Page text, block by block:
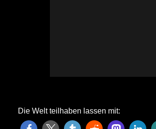
Die Welt teilhaben lassen mit: